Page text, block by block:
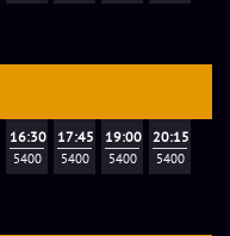
16:30
5400
17:45
5400
19:00
5400
20:15
5400